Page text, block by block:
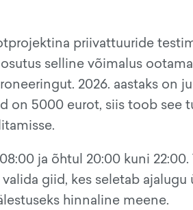
priivattuuride
selline võimalus
2026. aastaks on
on 5000 eurot, siis toob see
ja õhtul 20:00 kuni 22:00.
giid, kes seletab ajalugu
hinnaline meene.